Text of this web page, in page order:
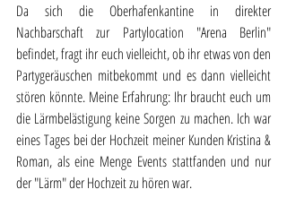
Da sich die Oberhafenkantine in direkter
Nachbarschaft zur Partylocation "Arena Berlin"
befindet, fragt ihr euch vielleicht, ob ihr etwas von den
Partygeräuschen mitbekommt und es dann vielleicht
stören könnte. Meine Erfahrung: Ihr braucht euch um
die Lärmbelästigung keine Sorgen zu machen. Ich war
eines Tages bei der Hochzeit meiner Kunden Kristina &
Roman, als eine Menge Events stattfanden und nur
der "Lärm" der Hochzeit zu hören war.